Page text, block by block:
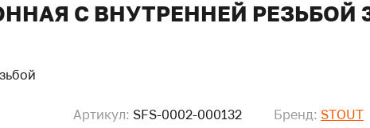
С ВНУТРЕННЕЙ РЕЗЬБОЙ
Артикул: SFS-0002-000132 Бренд: STOUT